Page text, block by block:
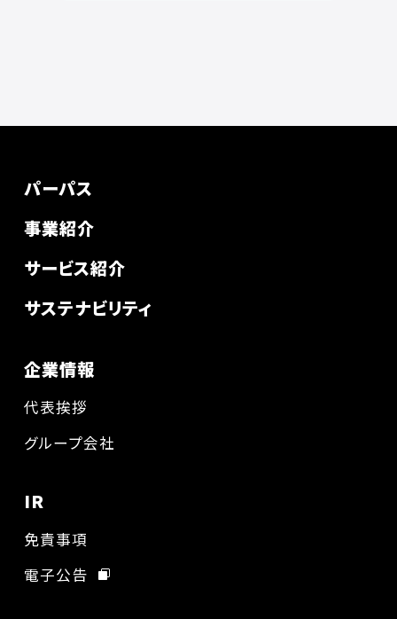
パーパス
事業紹介
サービス紹介
サステナビリティ
企業情報
代表挨拶
グループ会社
IR
免責事項
電子公告